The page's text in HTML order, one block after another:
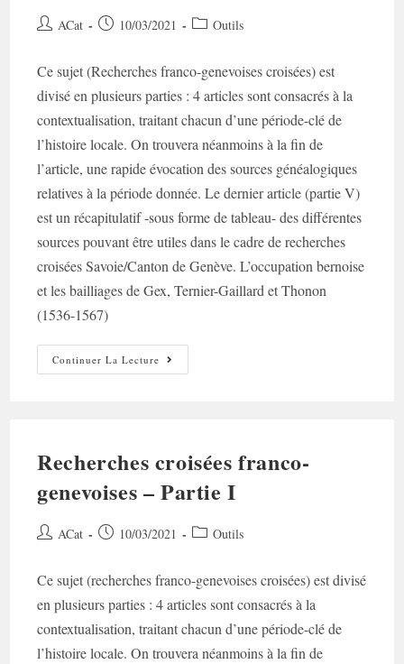
Auteur/autrice
publication :
ACat
Post 10/03/2021
PostOutils
Ce sujet (Recherches franco-genevoises croisées) est
divisé en plusieurs parties : 4 articles sont consacrés à la
contextualisation, traitant chacun d’une période-clé de
l’histoire locale. On trouvera néanmoins à la fin de
l’article, une rapide évocation des sources généalogiques
relatives à la période donnée. Le dernier article (partie V)
est un récapitulatif -sous forme de tableau- des différentes
sources pouvant être utiles dans le cadre de recherches
croisées Savoie/Canton de Genève. L’occupation bernoise
et les bailliages de Gex, Ternier-Gaillard et Thonon
(1536-1567)
Continuer La Lecture Recherches
Croisées
Recherches croisées franco-
genevoises – Partie I
Auteur/autrice
publication :
ACat
Post 10/03/2021
PostOutils
Ce sujet (recherches franco-genevoises croisées) est divisé
en plusieurs parties : 4 articles sont consacrés à la
contextualisation, traitant chacun d’une période-clé de
l’histoire locale. On trouvera néanmoins à la fin de